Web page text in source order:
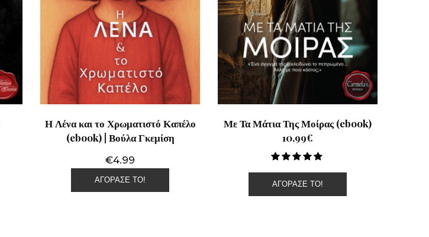
Η Λένα και το Χρωματιστό Καπέλο
(ebook) | Βούλα Γκεμίση
€4.99
ΑΓΌΡΑΣΕ ΤΟ!
Με Τα Μάτια Της Μοίρας (ebook)
10,99€
ΑΓΌΡΑΣΕ ΤΟ!